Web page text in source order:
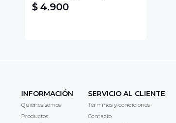
$ 4.900
INFORMACIÓN
Quiénes somos
Productos
SERVICIO AL CLIENTE
Términos y condiciones
Contacto